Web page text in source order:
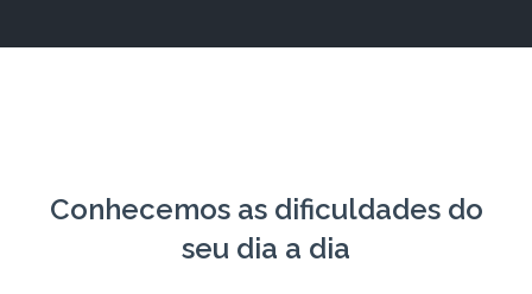
Conhecemos as dificuldades do
seu dia a dia